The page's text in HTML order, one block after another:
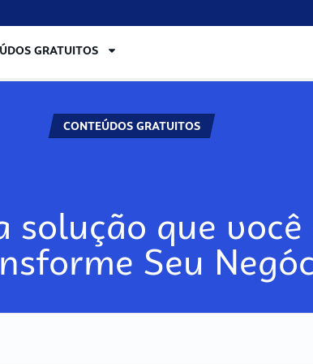
GRATUITOS
CONTEÚDOS GRATUITOS
solução que você
Seu